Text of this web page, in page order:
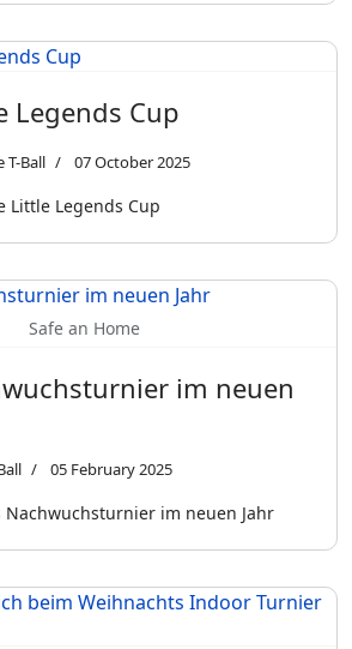
Legends Cup
T-Ball 07 October 2025
Little Legends Cup
Safe an Home
im neuen
05 February 2025
Nachwuchsturnier im neuen Jahr